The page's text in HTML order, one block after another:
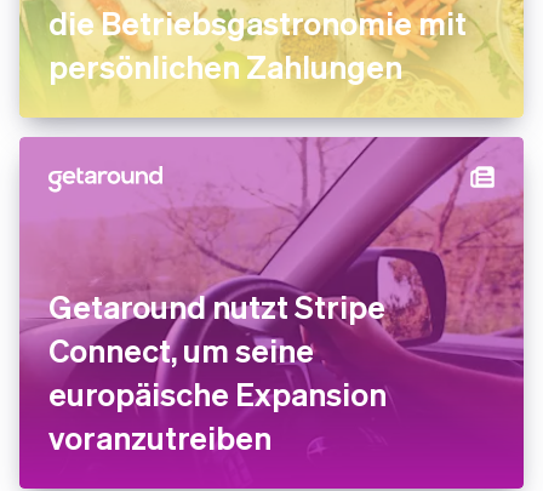
die Betriebsgastronomie mit
persönlichen Zahlungen
Getaround nutzt Stripe
Connect, um seine
europäische Expansion
voranzutreiben